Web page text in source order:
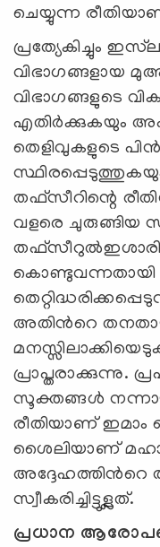
ചെയ്യുന്ന
പ്രത്യേകിച്ചും
വിഭാഗങ്ങളായ
വിഭാഗങ്ങളുടെ
എതിർക്കുകയും
തെളിവുകളുടെ
തഫ്സീറിന്റെ
വളരെ ചുരുങ്ങിയ
അതിൻറെ
പ്രാപ്തരാക്കുന്നു.
സൂക്തങ്ങൾ
രീതിയാണ് ഇമാം
ശൈലിയാണ്
അദ്ദേഹത്തിൻറെ
സ്വീകരിച്ചിട്ടുള്ലത്.
പ്രധാന